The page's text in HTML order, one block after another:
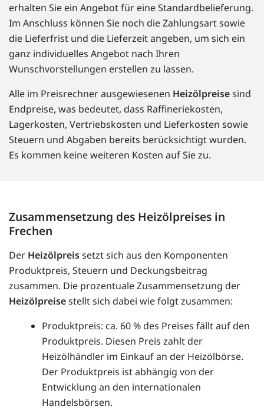
erhalten Sie ein Angebot für eine Standardbelieferung.
Im Anschluss können Sie noch die Zahlungsart sowie
die Lieferfrist und die Lieferzeit angeben, um sich ein
ganz individuelles Angebot nach Ihren
Wunschvorstellungen erstellen zu lassen.
Alle im Preisrechner ausgewiesenen Heizölpreisesind
Endpreise, was bedeutet, dass Raffineriekosten,
Lagerkosten, Vertriebskosten und Lieferkosten sowie
Steuern und Abgaben bereits berücksichtigt wurden.
Es kommen keine weiteren Kosten auf Sie zu.
Zusammensetzung des Heizölpreises in
Frechen
Der Heizölpreissetzt sich aus den Komponenten
Produktpreis, Steuern und Deckungsbeitrag
zusammen. Die prozentuale Zusammensetzung der
Heizölpreisestellt sich dabei wie folgt zusammen:
Produktpreis: ca. 60 % des Preises fällt auf den
Produktpreis. Diesen Preis zahlt der
Heizölhändler im Einkauf an der Heizölbörse.
Der Produktpreis ist abhängig von der
Entwicklung an den internationalen
Handelsbörsen.